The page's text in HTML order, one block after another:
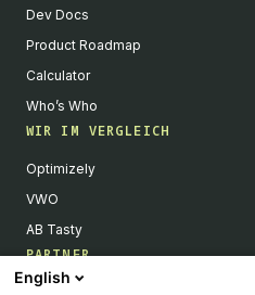
Dev Docs
Product Roadmap
Calculator
Who’s Who
WIR IM VERGLEICH
Optimizely
VWO
AB Tasty
PARTNER
English